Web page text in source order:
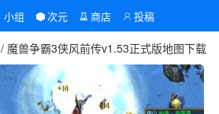
小组 次元 商店 投稿
/ 魔兽争霸3侠风前传v1.53正式版地图下载